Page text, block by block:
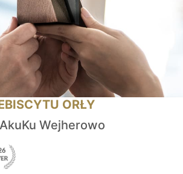
ORŁY
Wejherowo